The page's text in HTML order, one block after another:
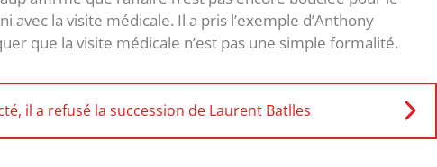
avec la visite médicale. Il a pris l’exemple d’Anthony
que la visite médicale n’est pas une simple formalité.
il a refusé la succession de Laurent Batlles